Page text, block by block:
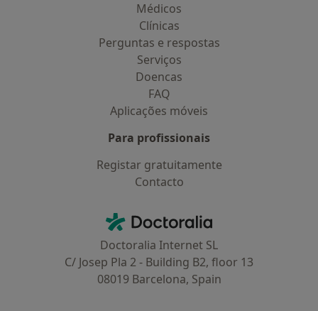
Médicos
Clínicas
Perguntas e respostas
Serviços
Doencas
FAQ
Aplicações móveis
Para profissionais
Registar gratuitamente
Contacto
Doctoralia - Homepage
Doctoralia Internet SL
C/ Josep Pla 2 - Building B2, floor 13
08019 Barcelona, Spain